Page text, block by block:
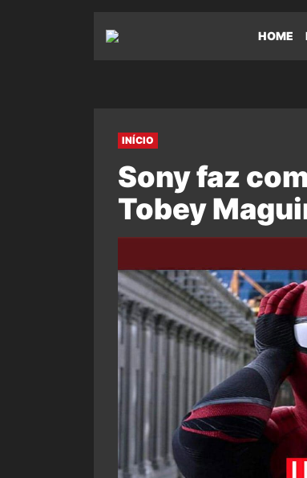
HOME
INÍCIO
Sony faz
Tobey